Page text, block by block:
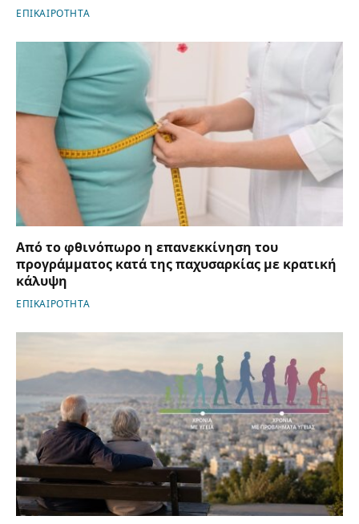
ΕΠΙΚΑΙΡΟΤΗΤΑ
Από το φθινόπωρο η επανεκκίνηση του
προγράμματος κατά της παχυσαρκίας με κρατική
κάλυψη
ΕΠΙΚΑΙΡΟΤΗΤΑ